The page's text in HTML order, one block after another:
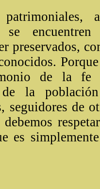
se
preservados,
de la fe
la
seguidores de
es